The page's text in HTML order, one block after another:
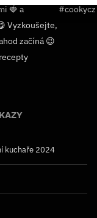
kuchaře 2024